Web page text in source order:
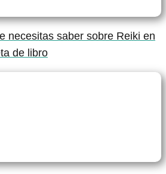
necesitas saber sobre Reiki en
de libro